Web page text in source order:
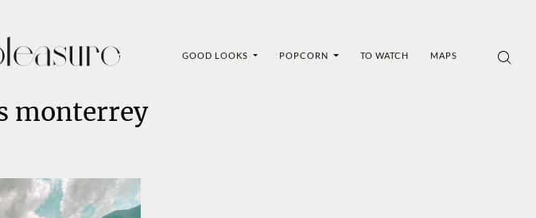
GOOD LOOKS POPCORN TO WATCH MAPS
monterrey